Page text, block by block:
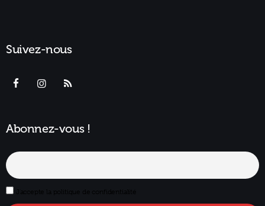
Suivez-nous
Abonnez-vous !
J'accepte la politique de confidentialité